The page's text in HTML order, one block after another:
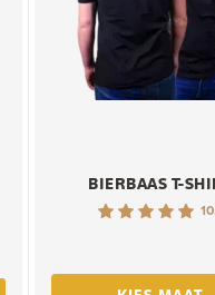
BIERBAAS T-